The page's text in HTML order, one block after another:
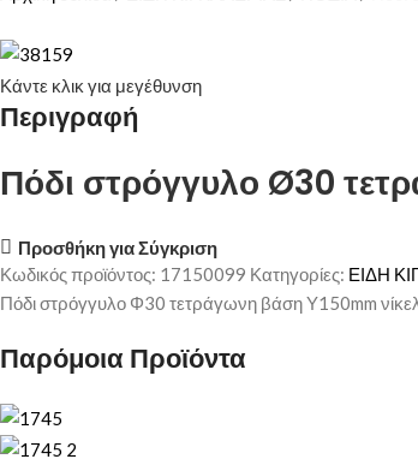
Κάντε κλικ για μεγέθυνση
Περιγραφή
Πόδι στρόγγυλο Ø30
Προσθήκη για Σύγκριση
Κωδικός προϊόντος: 17150099 Κατηγορίες: ΕΙΔΗ
Πόδι στρόγγυλο Φ30 τετράγωνη βάση Υ150mm
Παρόμοια Προϊόντα